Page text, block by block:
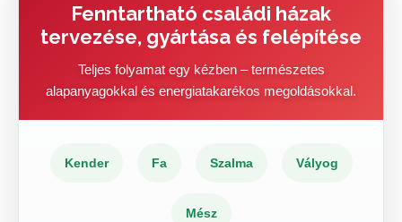
Fenntartható családi házak
tervezése, gyártása és felépítése
Teljes folyamat egy kézben – természetes
alapanyagokkal és energiatakarékos megoldásokkal.
Kender Fa Szalma Vályog
Mész